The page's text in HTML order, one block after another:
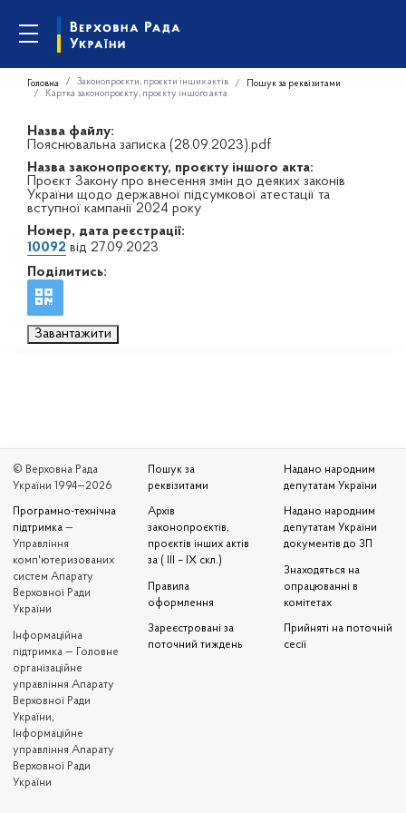
Головна Законопроєкти, проєкти інших актів
Пошук за реквізитами
Картка законопроєкту, проєкту іншого акта
Назва файлу:
Пояснювальна записка (28.09.2023).pdf
Назва законопроєкту, проєкту іншого акта:
Проєкт Закону про внесення змін до деяких законів
України щодо державної підсумкової атестації та
вступної кампанії 2024 року
Номер, дата реєстрації:
10092 від 27.09.2023
Поділитись:
Завантажити
© Верховна Рада
України 1994—2026
Програмно-технічна
підтримка —
Управління
комп'ютеризованих
систем Апарату
Верховної Ради
України
Iнформаційна
підтримка — Головне
організаційне
управління Апарату
Верховної Ради
України,
Інформаційне
управління Апарату
Верховної Ради
України
Пошук за
реквізитами
Архів
законопроєктів,
проєктів інших актів
за ( III – IX скл.)
Правила
оформлення
Зареєстровані за
поточний тиждень
Надано народним
депутатам України
Надано народним
депутатам України
документів до ЗП
Знаходяться на
опрацюванні в
комітетах
Прийняті на поточній
сесії